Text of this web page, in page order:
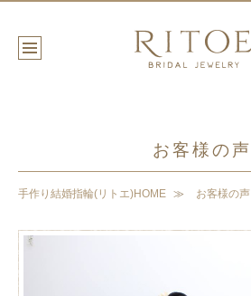
お客様の声
手作り結婚指輪(リトエ)HOME お客様の声